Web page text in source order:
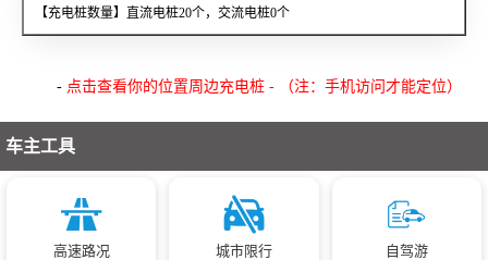
【充电桩数量】直流电桩20个，交流电桩0个
- 点击查看你的位置周边充电桩 - （注：手机访问才能定位）
车主工具
高速路况 城市限行 自驾游